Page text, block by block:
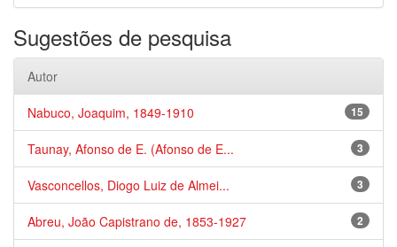
Sugestões de pesquisa
Autor
15
Nabuco, Joaquim, 1849-1910
3
Taunay, Afonso de E. (Afonso de E...
3
Vasconcellos, Diogo Luiz de Almei...
2
Abreu, João Capistrano de, 1853-1927